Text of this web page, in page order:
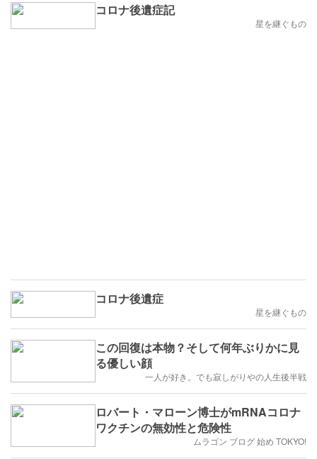
コロナ後遺症記
星を継ぐもの
コロナ後遺症
星を継ぐもの
この回復は本物？そして何年ぶりかに見
る優しい顔
一人が好き。でも寂しがりやの人生後半戦
ロバート・マローン博士がmRNAコロナ
ワクチンの無効性と危険性
ムラゴン ブログ 始め TOKYO!